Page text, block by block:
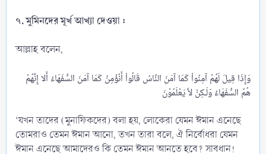
৭. মুমিনদের মূর্খ আখ্যা দেওয়া :
আল্লাহ বলেন,
وَإِذَا قِيلَ لَهُمْ آمِنُواْ كَمَا آمَنَ النَّاسُ قَالُواْ أَنُؤْمِنُ كَمَا آمَنَ السُّفَهَاءُ أَلا إِنَّهُمْ
‘যখন তাদের (মুনাফিকদের) বলা হয়, লোকেরা যেমন ঈমান এনেছে
তোমরাও তেমন ঈমান আনো, তখন তারা বলে, ঐ নির্বোধরা যেমন
ঈমান এনেছে আমাদেরও কি তেমন ঈমান আনতে হবে? সাবধান!